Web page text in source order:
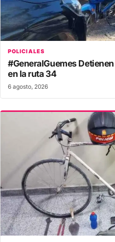
POLICIALES
#GeneralGuemes
en la ruta 34
6 agosto, 2026